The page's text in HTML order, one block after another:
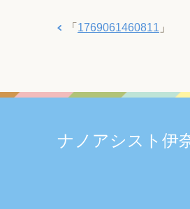
「 1769061460811 」
ナノアシスト伊